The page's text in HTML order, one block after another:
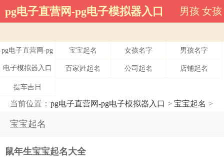
宝宝起名-pg电子直营网
pg电子直营网-pg电子模拟器入口 男孩 女孩
pg电子直营网-pg
电子模拟器入口
宝宝起名 女孩名字 男孩名字
百家姓起名 公司起名 店铺起名
提车吉日
当前位置： pg电子直营网-pg电子模拟器入口 > 宝宝起名 >
宝宝起名
鼠年生宝宝起名大全